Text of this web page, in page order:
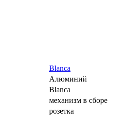
Blanca
Алюминий
Blanca
механизм в сборе
розетка